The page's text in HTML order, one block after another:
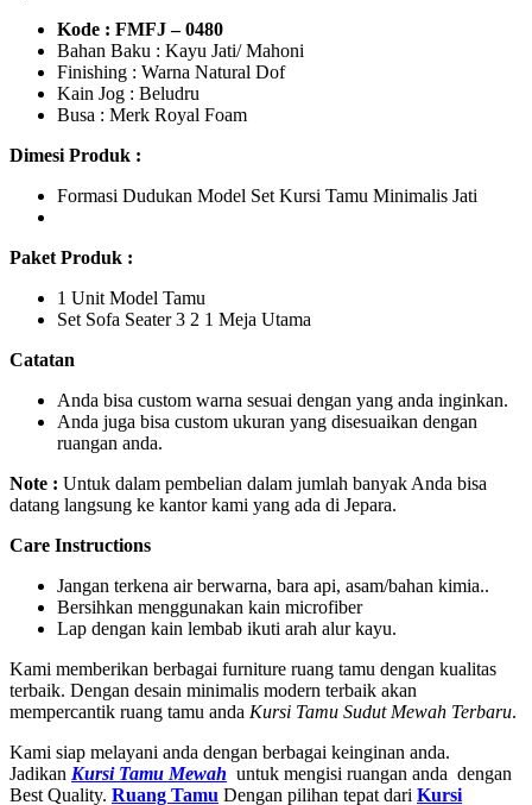
Kode : FMFJ – 0480
Bahan Baku : Kayu Jati/ Mahoni
Finishing : Warna Natural Dof
Kain Jog : Beludru
Busa : Merk Royal Foam
Dimesi Produk :
Formasi Dudukan Model Set Kursi Tamu Minimalis Jati
Paket Produk :
1 Unit Model Tamu
Set Sofa Seater 3 2 1 Meja Utama
Catatan
Anda bisa custom warna sesuai dengan yang anda inginkan.
Anda juga bisa custom ukuran yang disesuaikan dengan
ruangan anda.
Note : Untuk dalam pembelian dalam jumlah banyak Anda bisa
datang langsung ke kantor kami yang ada di Jepara.
Care Instructions
Jangan terkena air berwarna, bara api, asam/bahan kimia..
Bersihkan menggunakan kain microfiber
Lap dengan kain lembab ikuti arah alur kayu.
Kami memberikan berbagai furniture ruang tamu dengan kualitas
terbaik. Dengan desain minimalis modern terbaik akan
mempercantik ruang tamu anda Kursi Tamu Sudut Mewah Terbaru.
Kami siap melayani anda dengan berbagai keinginan anda.
Jadikan Kursi Tamu Mewah untuk mengisi ruangan anda dengan
Best Quality. Ruang Tamu Dengan pilihan tepat dari Kursi